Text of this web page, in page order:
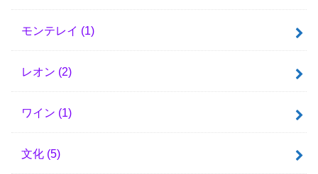
モンテレイ (1)
レオン (2)
ワイン (1)
文化 (5)